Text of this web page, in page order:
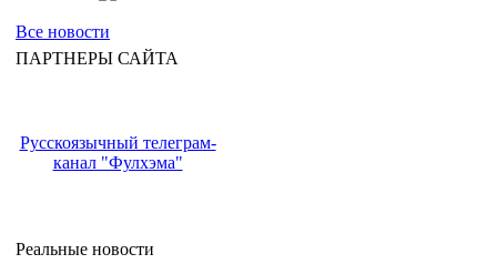
Все новости
ПАРТНЕРЫ САЙТА
Русскоязычный телеграм-
канал "Фулхэма"
Реальные новости